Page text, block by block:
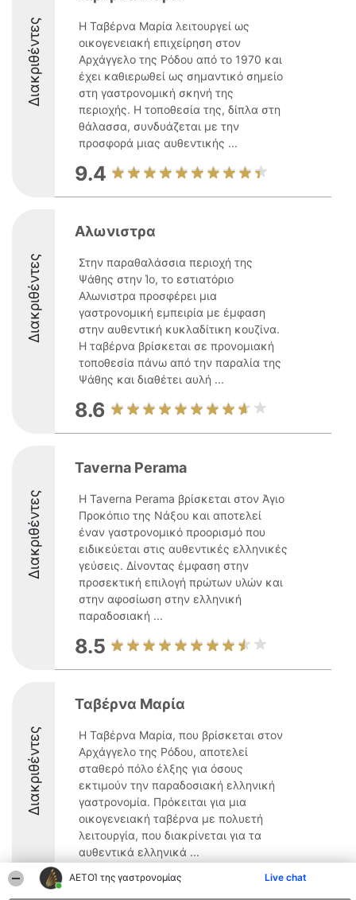
ΑΕΤΟΊ της γαστρονομίας Live chat
Διακριθέντες
Η Ταβέρνα Μαρία λειτουργεί ως
οικογενειακή επιχείρηση στον
Αρχάγγελο της Ρόδου από το 1970 και
έχει καθιερωθεί ως σημαντικό σημείο
στη γαστρονομική σκηνή της
περιοχής. Η τοποθεσία της, δίπλα στη
θάλασσα, συνδυάζεται με την
προσφορά μιας αυθεντικής ...
9.4
Διακριθέντες
Αλωνιστρα
Στην παραθαλάσσια περιοχή της
Ψάθης στην Ίο, το εστιατόριο
Αλωνιστρα προσφέρει μια
γαστρονομική εμπειρία με έμφαση
στην αυθεντική κυκλαδίτικη κουζίνα.
Η ταβέρνα βρίσκεται σε προνομιακή
τοποθεσία πάνω από την παραλία της
Ψάθης και διαθέτει αυλή ...
8.6
Διακριθέντες
Taverna Perama
Η Taverna Perama βρίσκεται στον Άγιο
Προκόπιο της Νάξου και αποτελεί
έναν γαστρονομικό προορισμό που
ειδικεύεται στις αυθεντικές ελληνικές
γεύσεις. Δίνοντας έμφαση στην
προσεκτική επιλογή πρώτων υλών και
στην αφοσίωση στην ελληνική
παραδοσιακή ...
8.5
Διακριθέντες
Ταβέρνα Μαρία
Η Ταβέρνα Μαρία, που βρίσκεται στον
Αρχάγγελο της Ρόδου, αποτελεί
σταθερό πόλο έλξης για όσους
εκτιμούν την παραδοσιακή ελληνική
γαστρονομία. Πρόκειται για μια
οικογενειακή ταβέρνα με πολυετή
λειτουργία, που διακρίνεται για τα
αυθεντικά ελληνικά ...